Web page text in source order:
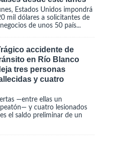
Estados Unidos impondrá
mil dólares a solicitantes de
de unos 50 país...
accidente de
en Río Blanco
tres personas
y cuatro
—entre ellas un
y cuatro lesionados
el saldo preliminar de un